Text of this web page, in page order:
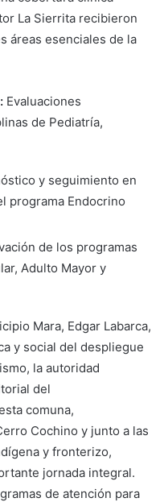
La Sierrita recibieron
áreas esenciales de la
Evaluaciones
de Pediatría,
y seguimiento en
programa Endocrino
de los programas
Adulto Mayor y
Mara, Edgar Labarca,
y social del despliegue
la autoridad
del
comuna,
Cochino y junto a las
y fronterizo,
jornada integral.
de atención para